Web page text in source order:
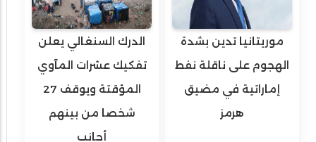
موريتانيا تدين بشدة
الهجوم على ناقلة نفط
إماراتية في مضيق
هرمز
الدرك السنغالي يعلن
تفكيك عشرات المآوي
المؤقتة ويوقف 27
شخصا من بينهم
أجانب